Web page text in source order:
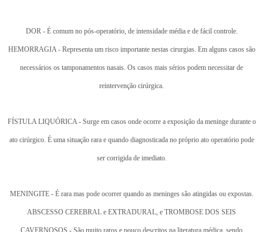
DOR - É comum no pós-operatório, de intensidade média e de fácil controle.
HEMORRAGIA - Representa um risco importante nestas cirurgias. Em alguns casos são
necessários os tamponamentos nasais. Os casos mais sérios podem necessitar de
reintervenção cirúrgica.
FÍSTULA LIQUÓRICA - Surge em casos onde ocorre a exposição da meninge durante o
ato cirúrgico. É uma situação rara e quando diagnosticada no próprio ato operatório pode
ser corrigida de imediato.
MENINGITE - É rara mas pode ocorrer quando as meninges são atingidas ou expostas.
ABSCESSO CEREBRAL e EXTRADURAL, e TROMBOSE DOS SEIS
CAVERNOSOS - São muito raros e pouco descritos na literatura médica, sendo